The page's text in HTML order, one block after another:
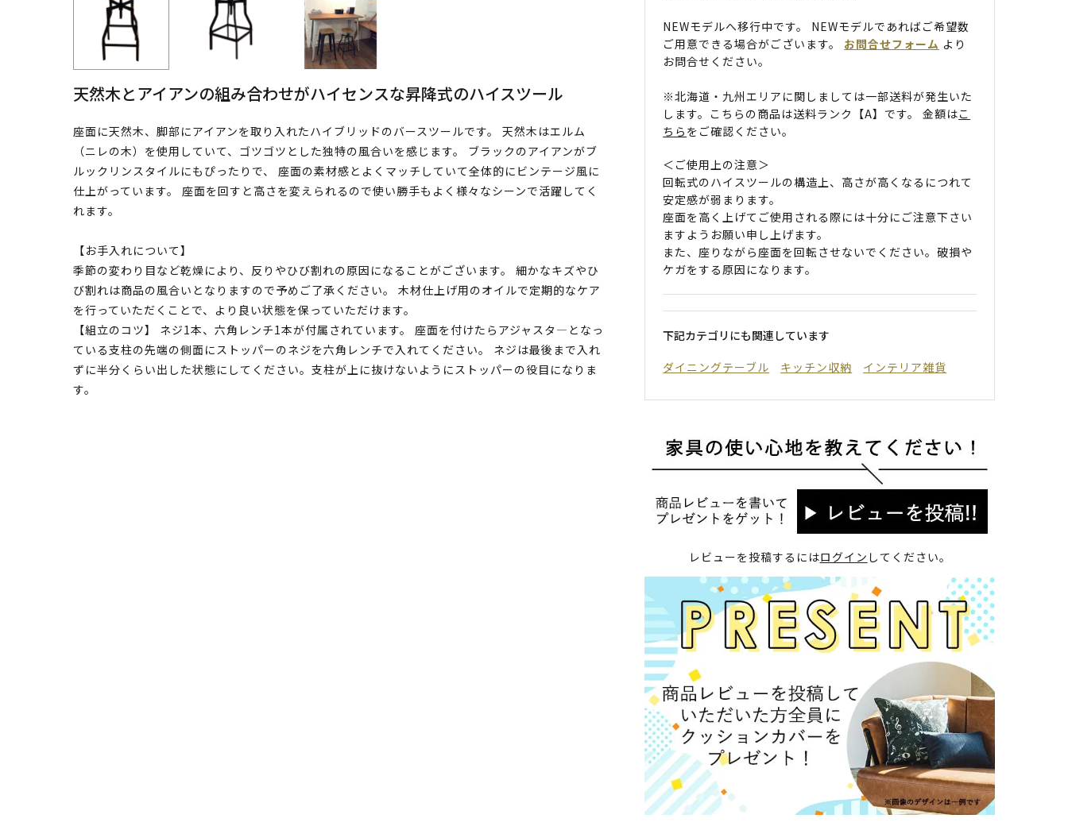
天然木とアイアンの組み合わせがハイセンスな昇降式のハイスツール
座面に天然木、脚部にアイアンを取り入れたハイブリッドのバースツールです。 天然木はエルム
（ニレの木）を使用していて、ゴツゴツとした独特の風合いを感じます。 ブラックのアイアンがブ
ルックリンスタイルにもぴったりで、 座面の素材感とよくマッチしていて全体的にビンテージ風に
仕上がっています。 座面を回すと高さを変えられるので使い勝手もよく様々なシーンで活躍してく
れます。
【お手入れについて】
季節の変わり目など乾燥により、反りやひび割れの原因になることがございます。 細かなキズやひ
び割れは商品の風合いとなりますので予めご了承ください。 木材仕上げ用のオイルで定期的なケア
を行っていただくことで、より良い状態を保っていただけます。
【組立のコツ】 ネジ1本、六角レンチ1本が付属されています。 座面を付けたらアジャスタ―となっ
ている支柱の先端の側面にストッパーのネジを六角レンチで入れてください。 ネジは最後まで入れ
ずに半分くらい出した状態にしてください。支柱が上に抜けないようにストッパーの役目になりま
す。
NEWモデルへ移行中です。 NEWモデルであればご希望数
ご用意できる場合がございます。 お問合せフォーム より
お問合せください。
※北海道・九州エリアに関しましては一部送料が発生いた
します。こちらの商品は送料ランク【A】です。 金額はこ
ちら をご確認ください。
＜ご使用上の注意＞
回転式のハイスツールの構造上、高さが高くなるにつれて
安定感が弱まります。
座面を高く上げてご使用される際には十分にご注意下さい
ますようお願い申し上げます。
また、座りながら座面を回転させないでください。破損や
ケガをする原因になります。
下記カテゴリにも関連しています
ダイニングテーブル
キッチン収納 インテリア雑貨
レビューを投稿するにはログイン してください。